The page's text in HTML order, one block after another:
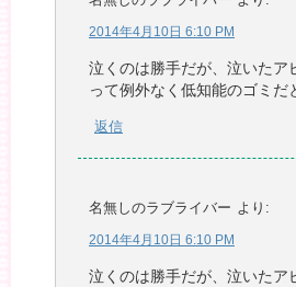
2014年4月10日 6:10 PM
泣くのは勝手だが、泣いたア
って例外なく低知能のゴミだ
返信
名無しのラブライバー より:
2014年4月10日 6:10 PM
泣くのは勝手だが、泣いたア